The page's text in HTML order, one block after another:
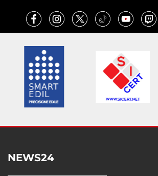
NEWS24